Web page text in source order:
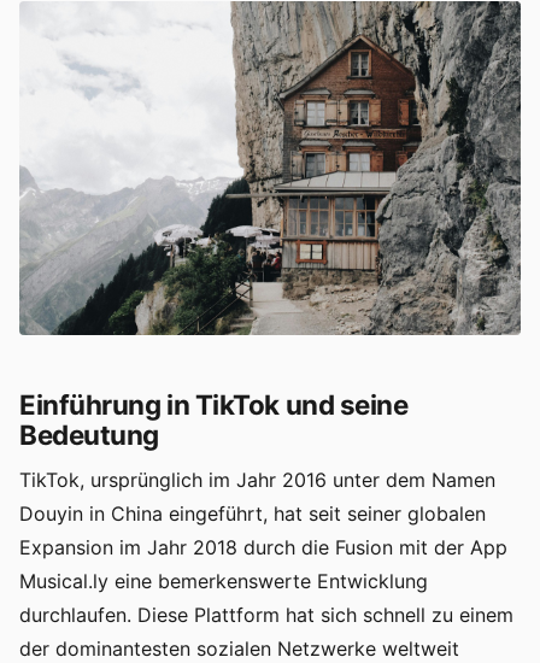
Einführung in TikTok und seine
Bedeutung
TikTok, ursprünglich im Jahr 2016 unter dem Namen
Douyin in China eingeführt, hat seit seiner globalen
Expansion im Jahr 2018 durch die Fusion mit der App
Musical.ly eine bemerkenswerte Entwicklung
durchlaufen. Diese Plattform hat sich schnell zu einem
der dominantesten sozialen Netzwerke weltweit